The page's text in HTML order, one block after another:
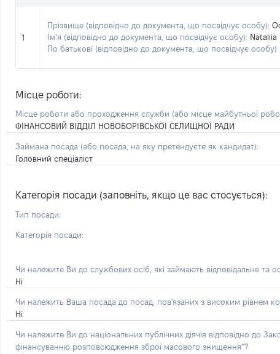
1
Прізвище (відповідно до документа, що посвідчує особу):
Ім’я (відповідно до документа, що посвідчує особу): Nataliia
По батькові (відповідно до документа, що посвідчує особу)
Місце роботи:
Місце роботи або проходження служби (або місце майбутньої
ФІНАНСОВИЙ ВІДДІЛ НОВОБОРІВСЬКОЇ СЕЛИЩНОЇ РАДИ
Займана посада (або посада, на яку претендуєте як кандидат):
Головний спеціаліст
Категорія посади (заповніть, якщо це вас стосується):
Тип посади:
Категорія посади:
Чи належите Ви до службових осіб, які займають відповідальне та
Ні
Чи належить Ваша посада до посад, пов'язаних з високим рівнем
Ні
Чи належите Ви до національних публічних діячів відповідно до
фінансуванню розповсюдження зброї масового знищення”?